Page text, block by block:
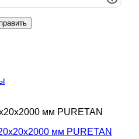
мм PURETAN